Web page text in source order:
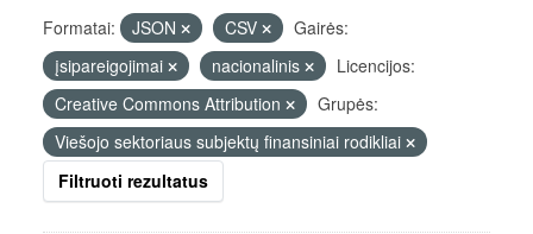
Formatai: JSON CSV
Gairės:
įsipareigojimai
nacionalinis
Licencijos:
Creative Commons Attribution
Grupės:
Viešojo sektoriaus subjektų finansiniai rodikliai
Filtruoti rezultatus